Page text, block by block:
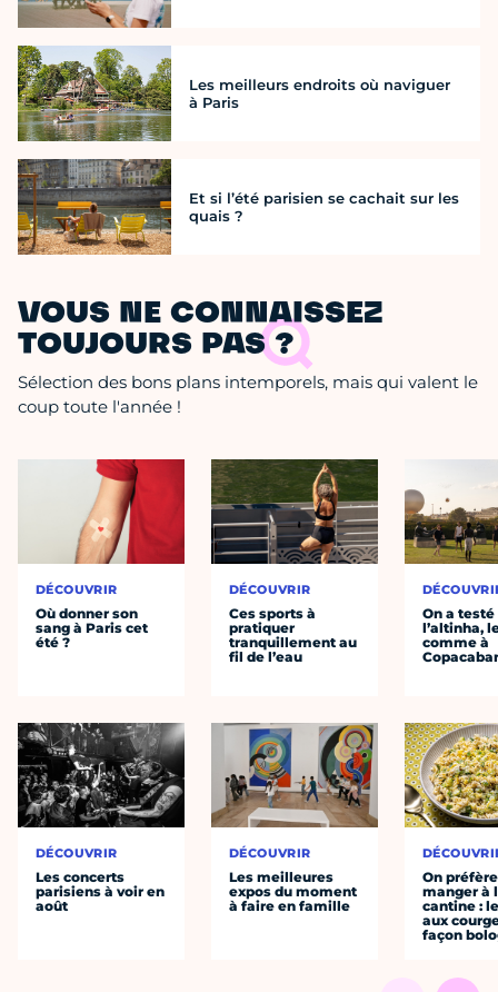
Les meilleurs endroits où naviguer
à Paris
Et si l’été parisien se cachait sur les
quais ?
VOUS NE CONNAISSEZ
TOUJOURS PAS ?
Sélection des bons plans intemporels, mais qui valent le
coup toute l'année !
DÉCOUVRIR
Où donner son
sang à Paris cet
été ?
DÉCOUVRIR
Les concerts
parisiens à voir en
août
DÉCOUVRIR
Ces sports à
pratiquer
tranquillement au
fil de l’eau
DÉCOUVRIR
Les meilleures
expos du moment
à faire en famille
On a testé
l’altinha,
comme à
On préfère
manger à
cantine :
aux
façon